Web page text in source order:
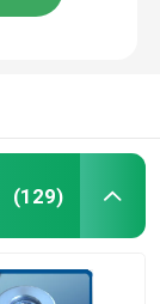
(129)